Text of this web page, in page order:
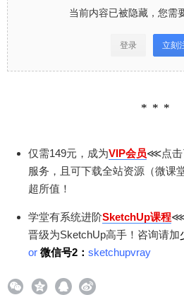
当前内容已被隐藏，您需
登录 立刻
仅需149元，成为VIP会员⋘点击
服务，且可下载全站资源（微课
超所值！
学堂有系统进阶SketchUp课程⋘
晋级为SketchUp高手！咨询请加
or 微信号2： sketchupvray